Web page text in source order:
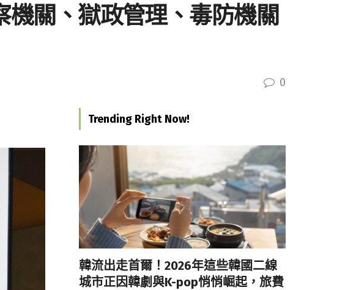
關、獄政管理、毒防機關
0
Trending Right Now!
韓流出走首爾！2026年這些韓國二線
城市正因韓劇與K-pop悄悄崛起，旅費